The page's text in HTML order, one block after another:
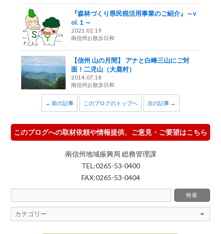
『森林づくり県民税活用事業のご紹介』～v
ol.１～
2021.02.19
南信州お散歩日和
【信州 山の月間】 アナと白峰三山にご対
面！二児山（大鹿村）
2014.07.18
南信州お散歩日和
← 前の記事 このブログのトップへ 次の記事 →
このブログへの取材依頼や情報提供、ご意見・ご要望はこちら
南信州地域振興局 総務管理課
TEL:0265-53-0400
FAX:0265-53-0404